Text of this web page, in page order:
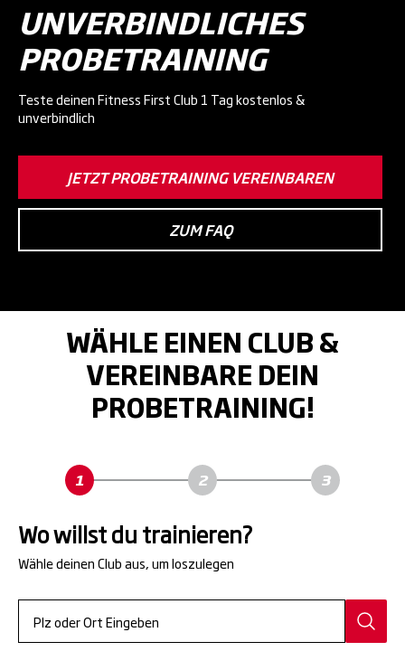
UNVERBINDLICHES
PROBETRAINING
Teste deinen Fitness First Club 1 Tag kostenlos &
unverbindlich
JETZT PROBETRAINING VEREINBAREN
ZUM FAQ
WÄHLE EINEN CLUB &
VEREINBARE DEIN
PROBETRAINING!
Wo willst du trainieren?
Wähle deinen Club aus, um loszulegen